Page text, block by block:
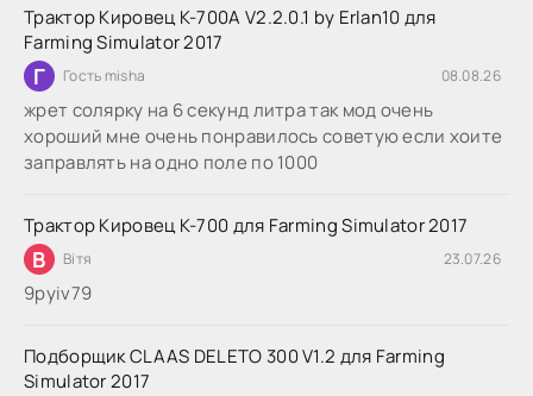
Трактор Кировец К-700А V2.2.0.1 by Erlan10 для
Farming Simulator 2017
Г Гость misha 08.08.26
жрет солярку на 6 секунд литра так мод очень
хороший мне очень понравилось советую если хоите
заправлять на одно поле по 1000
Трактор Кировец К-700 для Farming Simulator 2017
В Вітя 23.07.26
9руіv79
Подборщик CLAAS DELETO 300 V1.2 для Farming
Simulator 2017